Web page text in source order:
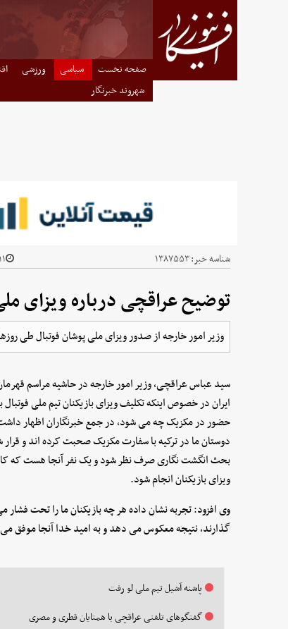
صفحه نخست سیاسی ورزشی
شهروند خبرنگار
شناسه خبر:۱۳۸۷۵۵۳
توضیح عراقچی درباره ویزای
وزیر امور خارجه از صدور ویزای ملی پوشان فوتبال طی
سید عباس عراقچی، وزیر امور خارجه در حاشیه مراسم
ایران در خصوص اینکه تکلیف ویزای بازیکنان تیم ملی فوتبال
حضور در مکزیک چه می شود، در جمع خبرنگاران اظهار
دوستان ما در ترکیه با سفارت مکزیک صحبت کرده اند و
بحث انگشت نگاری صرف نظر شود و یک نفر آنجا هست که
ویزای بازیکنان انجام شود.
وی افزود: تجربه نشان داده هر چه بازیکنان ما را تحت فشار
گذارند، نتیجه معکوس می دهد و به امید خدا آنجا موفق
پاشنه آشیل تیم ملی لو رفت
گفتگوهای تلفنی عراقچی با همتایان قطری و مصری